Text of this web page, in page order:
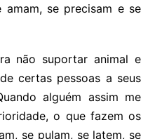
amam, se precisam e se
não suportar animal e
certas pessoas a seus
alguém assim me
o que fazem os
se pulam, se latem, se